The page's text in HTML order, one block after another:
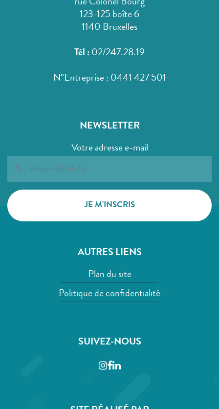
rue Colonel Bourg
123-125 boîte 6
1140 Bruxelles
Tél : 02/247.28.19
N°Entreprise : 0441 427 501
NEWSLETTER
Votre adresse e-mail
AUTRES LIENS
Plan du site
Politique de confidentialité
SUIVEZ-NOUS
Instagram
Facebook
LinkedIn